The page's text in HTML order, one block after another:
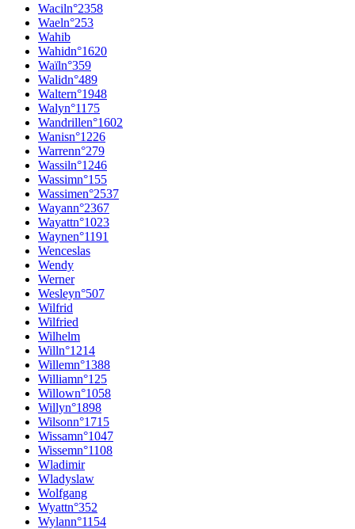
Waciln°2358
Waeln°253
Wahib
Wahidn°1620
Waïln°359
Walidn°489
Waltern°1948
Walyn°1175
Wandrillen°1602
Wanisn°1226
Warrenn°279
Wassiln°1246
Wassimn°155
Wassimen°2537
Wayann°2367
Wayattn°1023
Waynen°1191
Wenceslas
Wendy
Werner
Wesleyn°507
Wilfrid
Wilfried
Wilhelm
Willn°1214
Willemn°1388
Williamn°125
Willown°1058
Willyn°1898
Wilsonn°1715
Wissamn°1047
Wissemn°1108
Wladimir
Wladyslaw
Wolfgang
Wyattn°352
Wylann°1154